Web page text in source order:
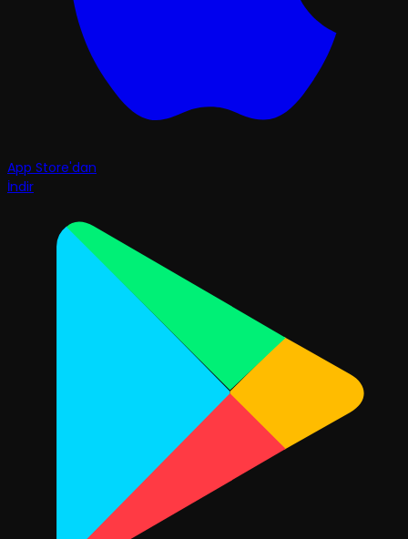
App Store'dan
İndir